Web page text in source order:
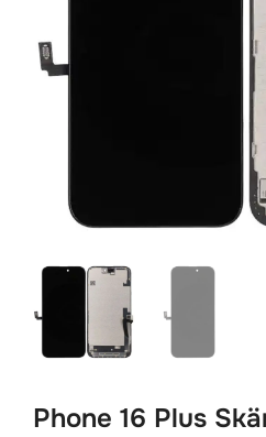
Phone 16 Plus